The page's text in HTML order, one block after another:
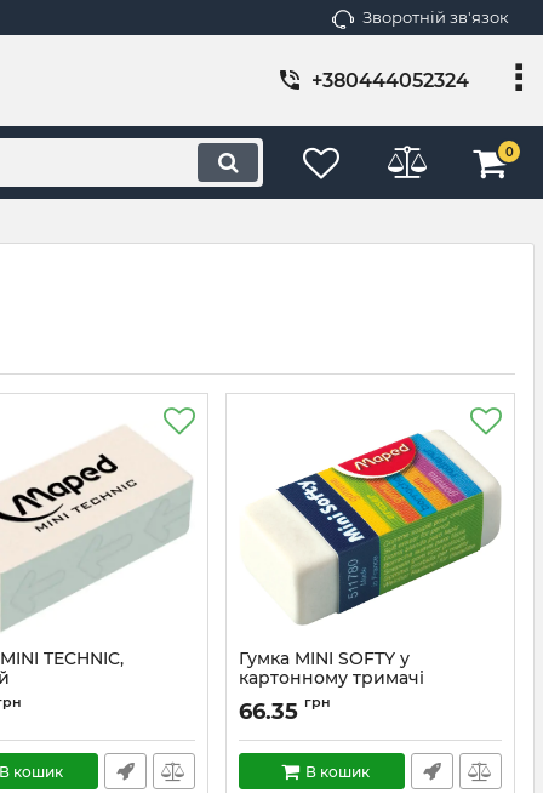
Зворотній зв'язок
+380444052324
0
TECHNIC,
В кошик
Гумка MINI SOFTY у
картонному тримачі
66.35 грн
В кошик